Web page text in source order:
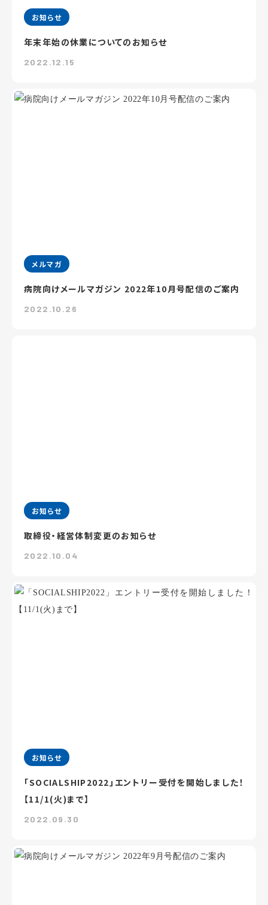
お知らせ
年末年始の休業についてのお知らせ
2022.12.15
メルマガ
病院向けメールマガジン 2022年10月号配信のご案内
2022.10.26
お知らせ
取締役・経営体制変更のお知らせ
2022.10.04
お知らせ
「SOCIALSHIP2022」エントリー受付を開始しました！
【11/1(火)まで】
2022.09.30